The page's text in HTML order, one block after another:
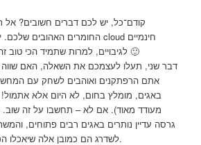
קודם־כל, יש לכם דברים חשובים?
החומרים האהובים שלכם.
לגיבויים, למרות שתמיד הכי טוב זה הארדיסק חיצוני 🙂
דבר שני, תעלו לעצמכם את השאלה, האם
אתם הרפתקנים ואוהבים לשחק עם
באגים, מומלץ בחום, לא היום אלא אתמול!
מעודד מאוד). אם לא – תחשבו על זה שוב.
גרסה עדיין נותרים באגים רבים פתוחים,
לשדרג הם כמובן אלה שיאכלו הכי הרבה חראקים.